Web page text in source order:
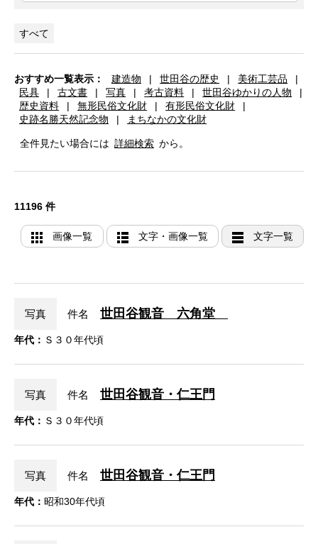
すべて
おすすめ一覧表示： 建造物 | 世田谷の歴史 | 美術工芸品
|
民具
| 古文書 | 写真 | 考古資料 | 世田谷ゆかりの人物
|
歴史資料
| 無形民俗文化財 | 有形民俗文化財
|
史跡名勝天然記念物
| まちなかの文化財
全件見たい場合には 詳細検索 から。
11196 件
画像一覧 文字・画像一覧 文字一覧
写真 件名 世田谷観音 六角堂
年代： Ｓ３０年代頃
写真 件名 世田谷観音・仁王門
年代： Ｓ３０年代頃
写真 件名 世田谷観音・仁王門
年代： 昭和30年代頃